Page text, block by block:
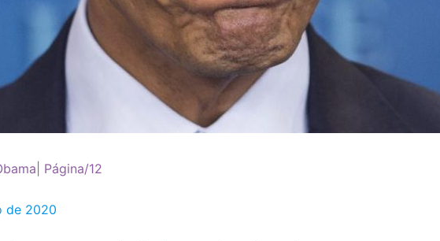
a| Página/12
de 2020